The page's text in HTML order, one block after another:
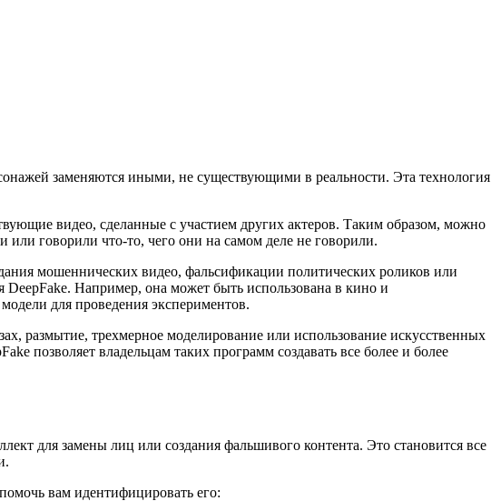
заменяются иными, не существующими в реальности. Эта технология
видео, сделанные с участием других актеров. Таким образом, можно
или говорили что-то, чего они на самом деле не говорили.
мошеннических видео, фальсификации политических роликов или
Например, она может быть использована в кино и
для проведения экспериментов.
размытие, трехмерное моделирование или использование искусственных
позволяет владельцам таких программ создавать все более и более
для замены лиц или создания фальшивого контента. Это становится все
вам идентифицировать его: